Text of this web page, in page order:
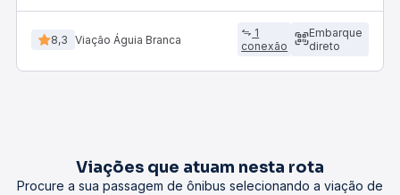
8,3 Viação Águia Branca
1
conexão
Embarque
direto
Viações que atuam nesta rota
Procure a sua passagem de ônibus selecionando a viação de